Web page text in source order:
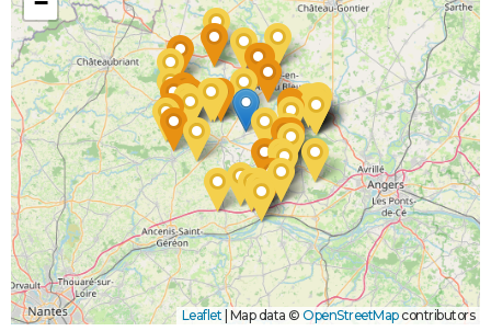
Leaflet | Map data © OpenStreetMapcontributors